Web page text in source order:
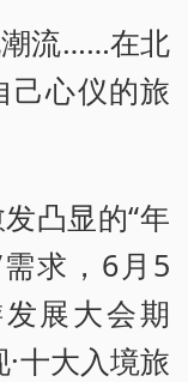
流……在北
己心仪的旅
凸显的“年
求，6月5
展大会期
十大入境旅